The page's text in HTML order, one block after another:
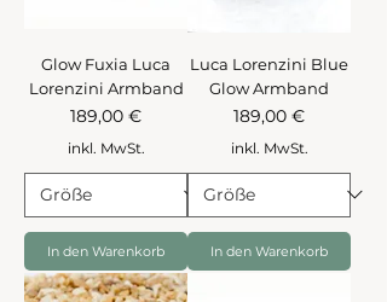
Glow Fuxia Luca
Lorenzini Armband
Preis
189,00 €
inkl. MwSt.
In den Warenkorb
Luca Lorenzini Blue
Glow Armband
Preis
189,00 €
inkl. MwSt.
In den Warenkorb